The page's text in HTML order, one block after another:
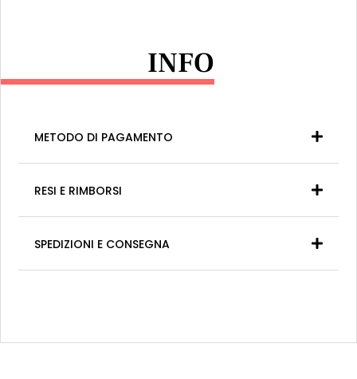
INFO
METODO DI PAGAMENTO
RESI E RIMBORSI
SPEDIZIONI E CONSEGNA